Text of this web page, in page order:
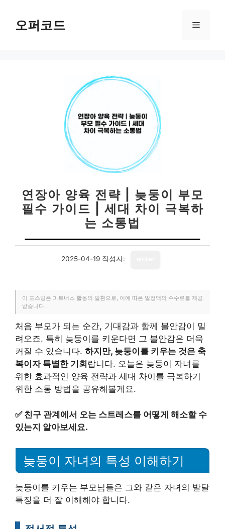
오퍼코드 메
연장아 양육 전략 | 늦둥이 부모
필수 가이드 | 세대 차이 극복하
는 소통법
2025-04-19 작성자:
이 포스팅은 파트너스 활동의 일환으로, 이에 따른 일정액의 수수료를 제공
받습니다.
처음 부모가 되는 순간, 기대감과 함께 불안감이 밀
려오죠. 특히 늦둥이를 키운다면 그 불안감은 더욱
커질 수 있습니다. 하지만, 늦둥이를 키우는 것은 축
복이자 특별한 기회 랍니다. 오늘은 늦둥이 자녀를
위한 효과적인 양육 전략과 세대 차이를 극복하기
위한 소통 방법을 공유해볼게요.
✅ 친구 관계에서 오는 스트레스를 어떻게 해소할 수
있는지 알아보세요.
늦둥이 자녀의 특성 이해하기
늦둥이를 키우는 부모님들은 그와 같은 자녀의 발달
특징을 더 잘 이해해야 합니다.